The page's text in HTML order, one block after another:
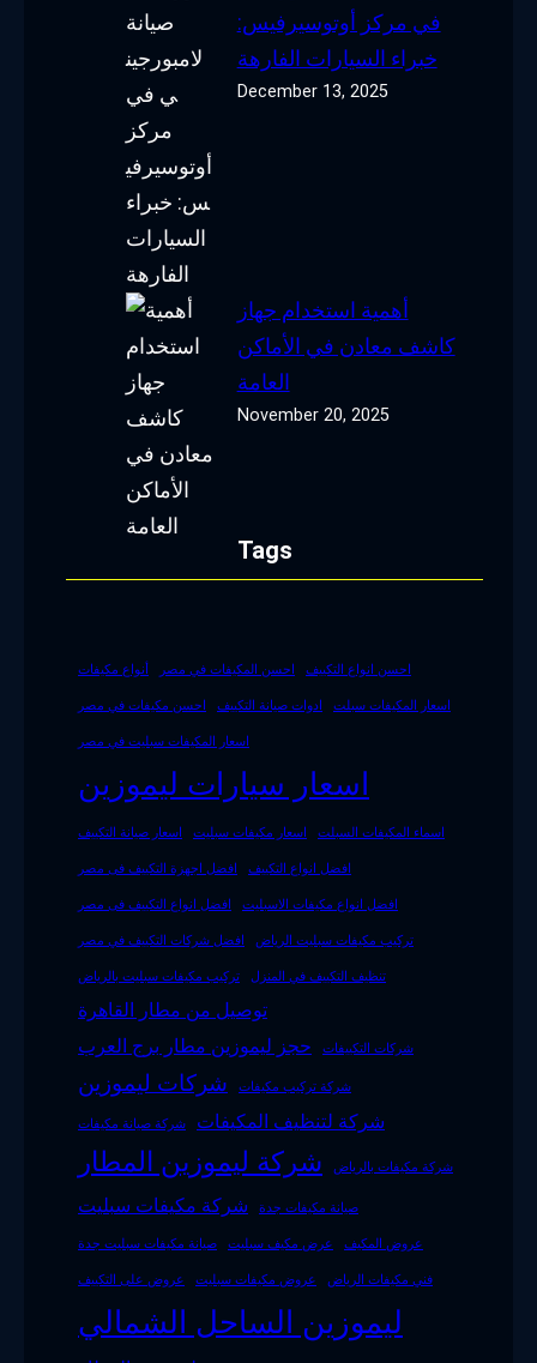
في مركز أوتوسيرفيس:
خبراء السيارات الفارهة
December 13, 2025
أهمية استخدام جهاز
كاشف معادن في الأماكن
العامة
November 20, 2025
Tags
أنواع مكيفات احسن المكيفات في مصر احسن انواع التكييف
احسن مكيفات في مصر ادوات صيانة التكييف اسعار المكيفات سبلت
اسعار المكيفات سبليت في مصر
اسعار سيارات ليموزين
اسعار صيانة التكييف اسعار مكيفات سبليت اسماء المكيفات السبلت
افضل اجهزة التكييف فى مصر افضل انواع التكييف
افضل انواع التكييف فى مصر افضل انواع مكيفات الاسبليت
افضل شركات التكييف في مصر تركيب مكيفات سبليت الرياض
تركيب مكيفات سبليت بالرياض تنظيف التكييف في المنزل
توصيل من مطار القاهرة
حجز ليموزين مطار برج العرب
شركات التكييفات
شركات ليموزين شركة تركيب مكيفات
شركة صيانة مكيفات شركة لتنظيف المكيفات
شركة ليموزين المطار شركة مكيفات بالرياض
شركة مكيفات سبليت صيانة مكيفات جدة
صيانة مكيفات سبليت جدة عرض مكيف سبليت عروض المكيف
عروض على التكييف عروض مكيفات سبليت فني مكيفات الرياض
ليموزين الساحل الشمالي